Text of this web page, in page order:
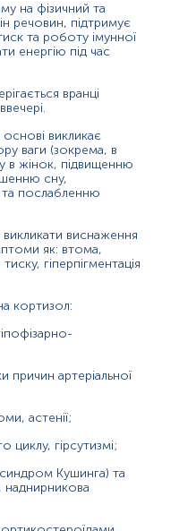
Кушинга) та
наднирникова
на фізичний та
речовин, підтримує
та роботу імунної
енергію під час
вранці
викликає
ваги (зокрема, в
в жінок, підвищенню
сну,
та послабленню
виснаження
як: втома,
гіперпігментація
кортизол:
причин артеріальної
астенії;
гірсутизмі;
Кушинга) та
наднирникова